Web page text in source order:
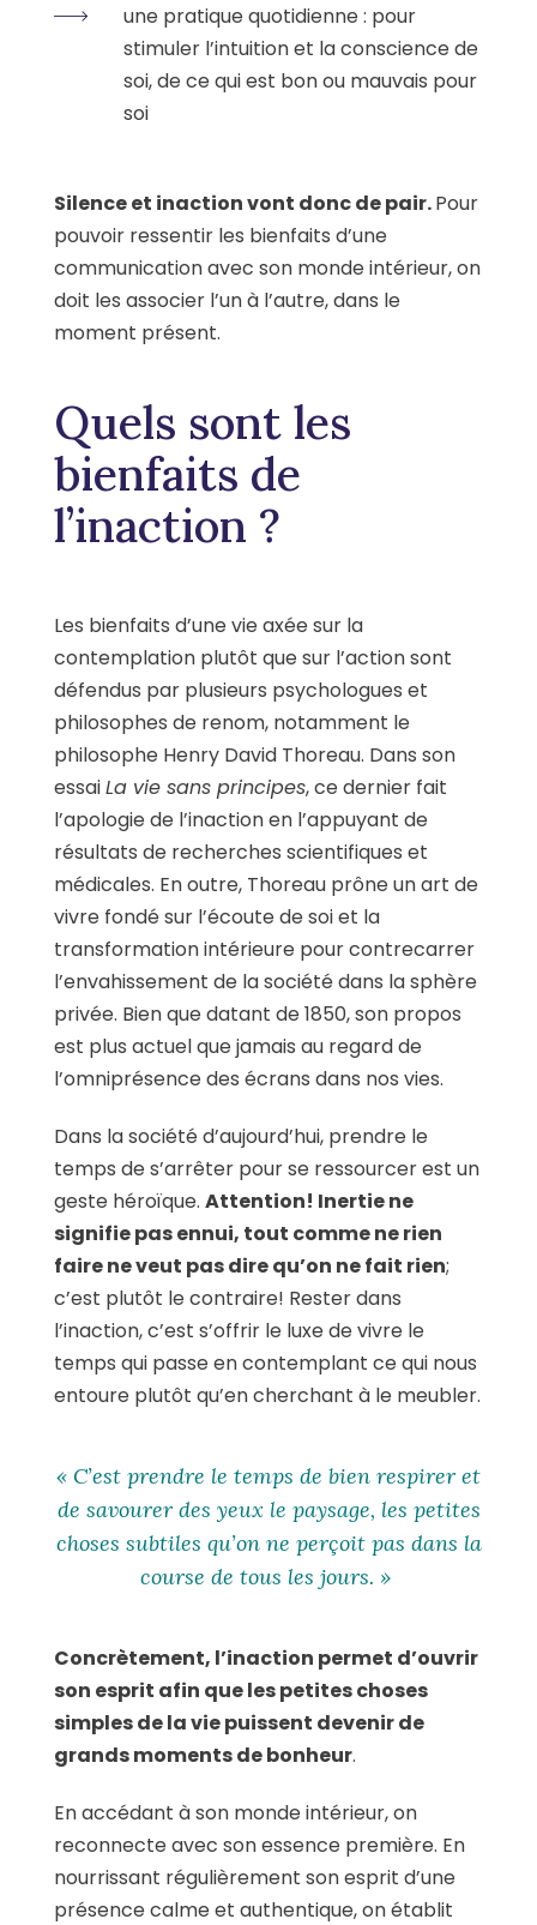
une pratique quotidienne : pour
stimuler l’intuition et la conscience de
soi, de ce qui est bon ou mauvais pour
soi
Silence et inaction vont donc de pair.Pour
pouvoir ressentir les bienfaits d’une
communication avec son monde intérieur, on
doit les associer l’un à l’autre, dans le
moment présent.
Quels sont les
bienfaits de
l’inaction ?
Les bienfaits d’une vie axée sur la
contemplation plutôt que sur l’action sont
défendus par plusieurs psychologues et
philosophes de renom, notamment le
philosophe Henry David Thoreau. Dans son
essaiLa vie sans principes, ce dernier fait
l’apologie de l’inaction en l’appuyant de
résultats de recherches scientifiques et
médicales. En outre, Thoreau prône un art de
vivre fondé sur l’écoute de soi et la
transformation intérieure pour contrecarrer
l’envahissement de la société dans la sphère
privée. Bien que datant de 1850, son propos
est plus actuel que jamais au regard de
l’omniprésence des écrans dans nos vies.
Dans la société d’aujourd’hui, prendre le
temps de s’arrêter pour se ressourcer est un
geste héroïque. Attention! Inertie ne
signifie pas ennui, tout comme ne rien
faire ne veut pas dire qu’on ne fait rien;
c’est plutôt le contraire! Rester dans
l’inaction, c’est s’offrir le luxe de vivre le
temps qui passe en contemplant ce qui nous
entoure plutôt qu’en cherchant à le meubler.
« C’est prendre le temps de bien respirer et
de savourer des yeux le paysage, les petites
choses subtiles qu’on ne perçoit pas dans la
course de tous les jours. »
Concrètement, l’inaction permet d’ouvrir
son esprit afin que les petites choses
simples de la vie puissent devenir de
grands moments de bonheur.
En accédant à son monde intérieur, on
reconnecte avec son essence première. En
nourrissant régulièrement son esprit d’une
présence calme et authentique, on établit